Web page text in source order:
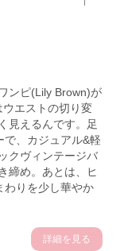
ンピ(Lily Brown)が
エストの切り変
見えるんです。足
で、カジュアル&軽
クヴィンテージバ
締め。あとは、ヒ
わりを少し華やか
詳細を見る